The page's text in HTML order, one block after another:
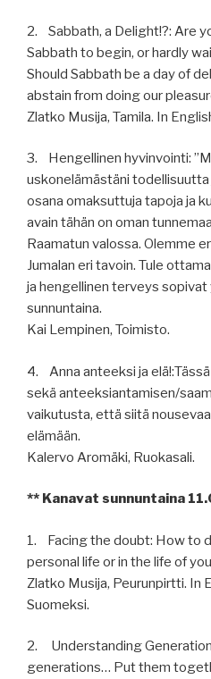
2. Sabbath, a Delight!?: Are
Sabbath to begin, or hardly
Should Sabbath be a day of
abstain from doing our
Zlatko Musija, Tamila. In
3. Hengellinen hyvinvointi:
uskonelämästäni todellisuutta
osana omaksuttuja tapoja ja
avain tähän on oman
Raamatun valossa. Olemme
Jumalan eri tavoin. Tule
ja hengellinen terveys sopivat
sunnuntaina.
Kai Lempinen, Toimisto.
4. Anna anteeksi ja
sekä anteeksiantamisen/
vaikutusta, että siitä
elämään.
Kalervo Aromäki, Ruokasali.
** Kanavat sunnuntaina
1. Facing the doubt: How to
personal life or in the life of
Zlatko Musija, Peurunpirtti. In
Suomeksi.
2. Understanding Generation
generations… Put them